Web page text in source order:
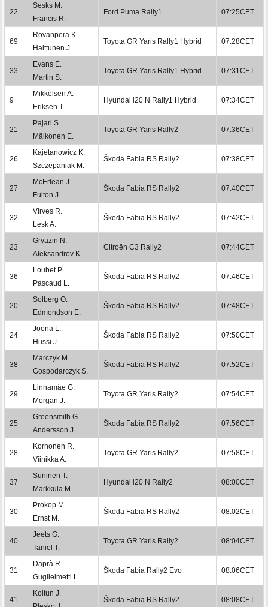
22
Sesks M.
Francis R.
Ford Puma Rally1 07:25CET
69
Rovanperä K.
Halttunen J.
Toyota GR Yaris Rally1 Hybrid 07:28CET
33
Evans E.
Martin S.
Toyota GR Yaris Rally1 Hybrid 07:31CET
9
Mikkelsen A.
Eriksen T.
Hyundai i20 N Rally1 Hybrid 07:34CET
21
Pajari S.
Mälkönen E.
Toyota GR Yaris Rally2 07:36CET
26
Kajetanowicz K.
Szczepaniak M.
Škoda Fabia RS Rally2 07:38CET
27
McErlean J.
Fulton J.
Škoda Fabia RS Rally2 07:40CET
32
Virves R.
Lesk A.
Škoda Fabia RS Rally2 07:42CET
23
Gryazin N.
Aleksandrov K.
Citroën C3 Rally2 07:44CET
36
Loubet P.
Pascaud L.
Škoda Fabia RS Rally2 07:46CET
20
Solberg O.
Edmondson E.
Škoda Fabia RS Rally2 07:48CET
24
Joona L.
Hussi J.
Škoda Fabia RS Rally2 07:50CET
38
Marczyk M.
Gospodarczyk S.
Škoda Fabia RS Rally2 07:52CET
29
Linnamäe G.
Morgan J.
Toyota GR Yaris Rally2 07:54CET
25
Greensmith G.
Andersson J.
Škoda Fabia RS Rally2 07:56CET
28
Korhonen R.
Viinikka A.
Toyota GR Yaris Rally2 07:58CET
37
Suninen T.
Markkula M.
Hyundai i20 N Rally2 08:00CET
30
Prokop M.
Ernst M.
Škoda Fabia RS Rally2 08:02CET
40
Jeets G.
Taniel T.
Toyota GR Yaris Rally2 08:04CET
31
Daprà R.
Guglielmetti L.
Škoda Fabia Rally2 Evo 08:06CET
41
Kołtun J.
Škoda Fabia RS Rally2 08:08CET